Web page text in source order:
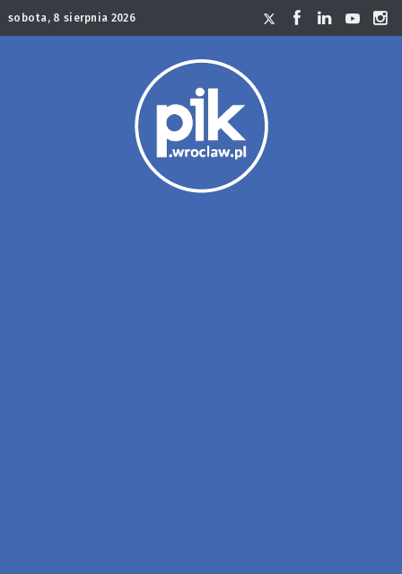
sobota, 8 sierpnia 2026